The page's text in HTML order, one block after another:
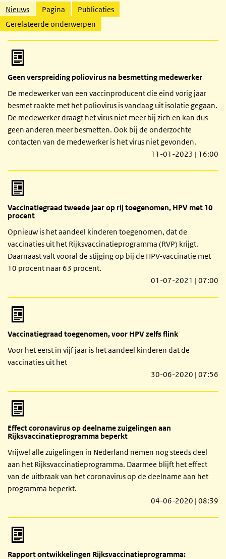
Gerelateerde inhoud
Nieuws Pagina
Publicaties
Gerelateerde onderwerpen
Geen verspreiding poliovirus na besmetting medewerker
De medewerker van een vaccinproducent die eind vorig jaar
besmet raakte met het poliovirus is vandaag uit isolatie gegaan.
De medewerker draagt het virus niet meer bij zich en kan dus
geen anderen meer besmetten. Ook bij de onderzochte
contacten van de medewerker is het virus niet gevonden.
11-01-2023 | 16:00
Vaccinatiegraad tweede jaar op rij toegenomen, HPV met 10
procent
Opnieuw is het aandeel kinderen toegenomen, dat de
vaccinaties uit het Rijksvaccinatieprogramma (RVP) krijgt.
Daarnaast valt vooral de stijging op bij de HPV-vaccinatie met
10 procent naar 63 procent.
01-07-2021 | 07:00
Vaccinatiegraad toegenomen, voor HPV zelfs flink
Voor het eerst in vijf jaar is het aandeel kinderen dat de
vaccinaties uit het
30-06-2020 | 07:56
Effect coronavirus op deelname zuigelingen aan
Rijksvaccinatieprogramma beperkt
Vrijwel alle zuigelingen in Nederland nemen nog steeds deel
aan het Rijksvaccinatieprogramma. Daarmee blijft het effect
van de uitbraak van het coronavirus op de deelname aan het
programma beperkt.
04-06-2020 | 08:39
Rapport ontwikkelingen Rijksvaccinatieprogramma: